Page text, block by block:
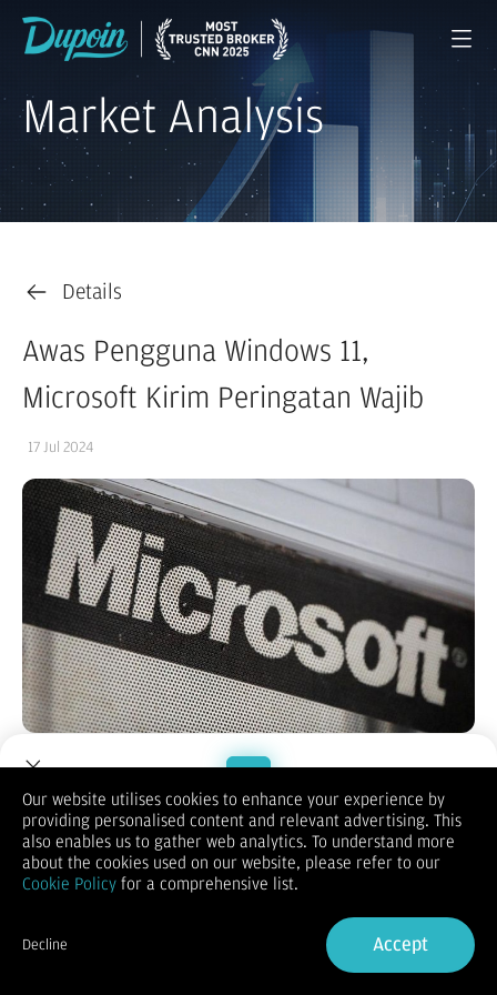
Market Analysis
Details
Awas Pengguna Windows 11,
Microsoft Kirim Peringatan Wajib
17 Jul 2024
- Microsoft mengingatkan
pengguna Windows 11 untuk segera melakukan pembaruan
software. Hal ini disampaikan Microsoft dalam sebuah
pengumuman di blog resmi mereka.
Update ini dikhusukan bagi pengguna Windows 11 versi 21H2
(Enterprise, Education, IoT Enterprise) dan versi 22H2 (Home
dan Pro).
Pasalnya, Microsoft akan menghentikan dukungan pembaruan
keamanan untuk Windows 11 versi 21H2 dan 22H2.
"Pembaruan keamanan Oktober 2024 adalah rilis keamanan
terakhir untuk edisi Enterprise, Education, dan IoT Enterprise
Welcome to Dupoin.
Trade with a Trusted Broker
Sign in
Our website utilises cookies to enhance your experience by
providing personalised content and relevant advertising. This
also enables us to gather web analytics. To understand more
about the cookies used on our website, please refer to our
Cookie Policy for a comprehensive list.
Decline Accept